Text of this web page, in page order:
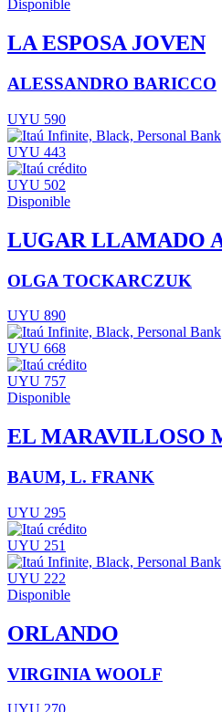
Disponible
LA ESPOSA JOVEN
ALESSANDRO BARICCO
UYU 590
UYU 443
UYU 502
Disponible
LUGAR LLAMADO
OLGA TOCKARCZUK
UYU 890
UYU 668
UYU 757
Disponible
EL MARAVILLOSO
BAUM, L. FRANK
UYU 295
UYU 251
UYU 222
Disponible
ORLANDO
VIRGINIA WOOLF